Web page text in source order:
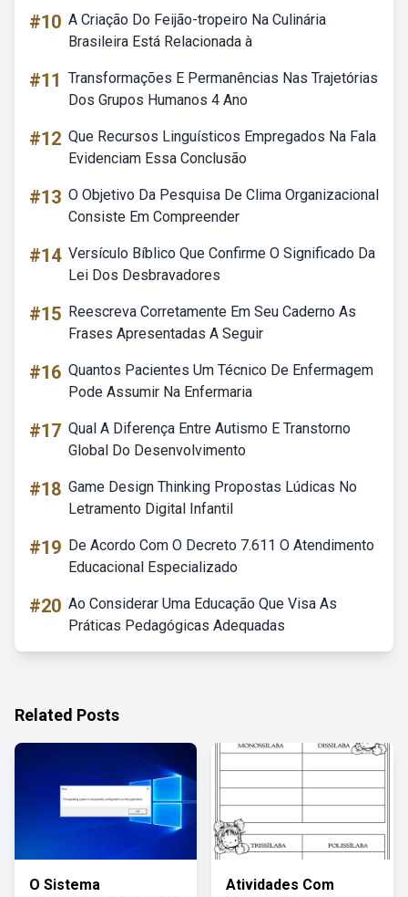
#10 A Criação Do Feijão-tropeiro Na Culinária
Brasileira Está Relacionada à
#11 Transformações E Permanências Nas Trajetórias
Dos Grupos Humanos 4 Ano
#12 Que Recursos Linguísticos Empregados Na Fala
Evidenciam Essa Conclusão
#13 O Objetivo Da Pesquisa De Clima Organizacional
Consiste Em Compreender
#14 Versículo Bíblico Que Confirme O Significado Da
Lei Dos Desbravadores
#15 Reescreva Corretamente Em Seu Caderno As
Frases Apresentadas A Seguir
#16 Quantos Pacientes Um Técnico De Enfermagem
Pode Assumir Na Enfermaria
#17 Qual A Diferença Entre Autismo E Transtorno
Global Do Desenvolvimento
#18 Game Design Thinking Propostas Lúdicas No
Letramento Digital Infantil
#19 De Acordo Com O Decreto 7.611 O Atendimento
Educacional Especializado
#20 Ao Considerar Uma Educação Que Visa As
Práticas Pedagógicas Adequadas
Related Posts
O Sistema
Atividades Com